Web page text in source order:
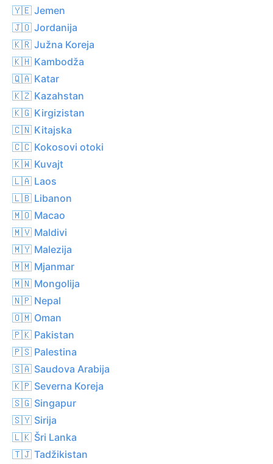
🇾🇪 Jemen
🇯🇴 Jordanija
🇰🇷 Južna Koreja
🇰🇭 Kambodža
🇶🇦 Katar
🇰🇿 Kazahstan
🇰🇬 Kirgizistan
🇨🇳 Kitajska
🇨🇨 Kokosovi otoki
🇰🇼 Kuvajt
🇱🇦 Laos
🇱🇧 Libanon
🇲🇴 Macao
🇲🇻 Maldivi
🇲🇾 Malezija
🇲🇲 Mjanmar
🇲🇳 Mongolija
🇳🇵 Nepal
🇴🇲 Oman
🇵🇰 Pakistan
🇵🇸 Palestina
🇸🇦 Saudova Arabija
🇰🇵 Severna Koreja
🇸🇬 Singapur
🇸🇾 Sirija
🇱🇰 Šri Lanka
🇹🇯 Tadžikistan